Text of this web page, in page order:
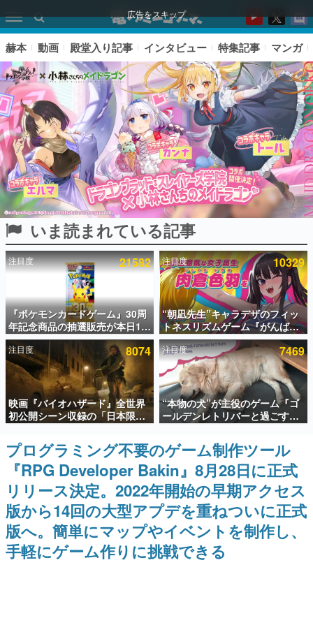
広告をスキップ
ピックアップ
電ファミのいま読まれている記事ランキング
アプリセール情報
インタビュー
連載・特集一覧
殿堂入り記事
SNS拡散数が数千以上！ ページビュー数万以上！ などな
ど。多くの人々に読まれた、電ファミ渾身の“殿堂入り”記
事をまとめました。
ゲームの企画書
名作ゲームクリエイターの方々に製作時のエピソードをお
聞きし、ヒットする企画（ゲーム）とは何か？を探ってい
きます。
赫本
この物語を解いてはいけない。『赫本』は、〈試験問題〉
の形をした短編ホラー小説集です。
新世代に訊く
赫本 動画 殿堂入り記事 インタビュー 特集記事 マンガ
いま読まれている記事
注目度 21582
『ポケモンカードゲーム』30周
年記念商品の抽選販売が本日12
時より開始。拡張パック「30th
CELEBRATION」のボックス
に、「プレミアムデッキセット
エーフィ・ブラッキー」
「FUTURISTIC BOX」の計3商
品
注目度 10329
“朝凪先生”キャラデザのフィッ
トネスリズムゲーム『がんば
れ！チアリズム』Steamストア
ページが公開。キャラクターの
CVは陽向葵ゅかさん
注目度 8074
映画『バイオハザード』全世界
初公開シーン収録の「日本限
定」予告映像が解禁。バイオの
日（8月10日）にあわせて、
「ラクーンシティ総合病院」へ
行く配達人の姿が披露
注目度 7469
“本物の犬”が主役のゲーム『ゴ
ールデンレトリバーと過ごす
日々』が最高すぎる。開発者の
愛犬「ピチュー」と一緒にのん
びりとした毎日を過ごそう
プログラミング不要のゲーム制作ツール
『RPG Developer Bakin』8月28日に正式
リリース決定。2022年開始の早期アクセス
版から14回の大型アプデを重ねついに正式
版へ。簡単にマップやイベントを制作し、
手軽にゲーム作りに挑戦できる